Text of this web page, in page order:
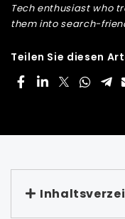
Tech enthusiast who
them into search-
Teilen Sie diesen